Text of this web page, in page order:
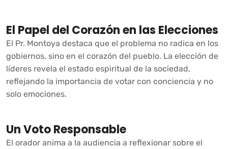
El Papel del Corazón en las Elecciones
El Pr. Montoya destaca que el problema no radica en los
gobiernos, sino en el corazón del pueblo. La elección de
líderes revela el estado espiritual de la sociedad,
reflejando la importancia de votar con conciencia y no
solo emociones.
Un Voto Responsable
El orador anima a la audiencia a reflexionar sobre el